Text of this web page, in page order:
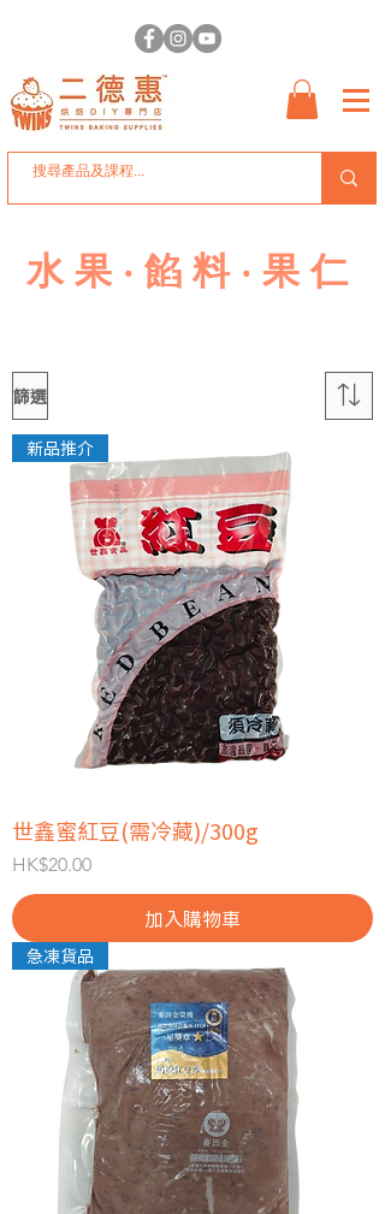
水果‧餡料‧果仁
篩選
新品推介
世鑫蜜紅豆(需冷藏)/300g
價格
HK$20.00
加入購物車
急凍貨品